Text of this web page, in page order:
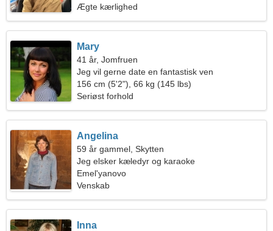
Ægte kærlighed
Mary
41 år, Jomfruen
Jeg vil gerne date en fantastisk ven
156 cm (5'2"), 66 kg (145 lbs)
Seriøst forhold
Angelina
59 år gammel, Skytten
Jeg elsker kæledyr og karaoke
Emel'yanovo
Venskab
Inna